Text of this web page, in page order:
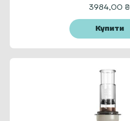
3984,00 ₴
Купити